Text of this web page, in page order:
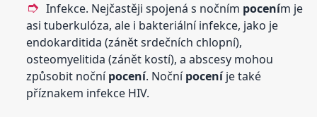
Infekce. Nejčastěji spojená s nočním pocením je
asi tuberkulóza, ale i bakteriální infekce, jako je
endokarditida (zánět srdečních chlopní),
osteomyelitida (zánět kostí), a abscesy mohou
způsobit nočnípocení. Nočnípoceníje také
příznakem infekce HIV.